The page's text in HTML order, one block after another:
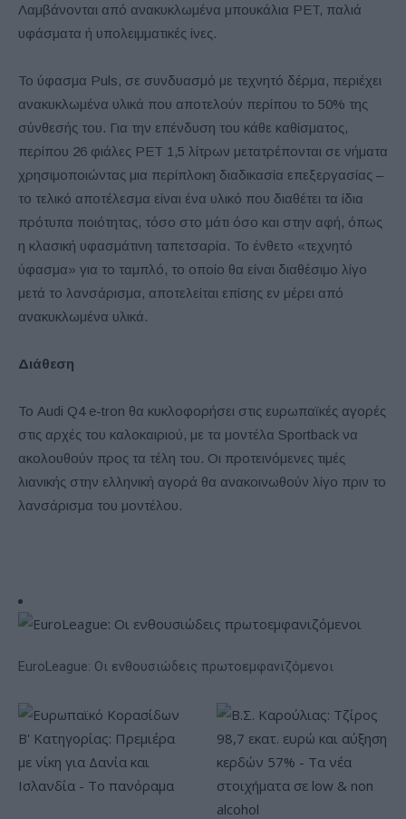
Λαμβάνονται από ανακυκλωμένα μπουκάλια PET, παλιά
υφάσματα ή υπολειμματικές ίνες.
Το ύφασμα Puls, σε συνδυασμό με τεχνητό δέρμα, περιέχει
ανακυκλωμένα υλικά που αποτελούν περίπου το 50% της
σύνθεσής του. Για την επένδυση του κάθε καθίσματος,
περίπου 26 φιάλες PET 1,5 λίτρων μετατρέπονται σε νήματα
χρησιμοποιώντας μια περίπλοκη διαδικασία επεξεργασίας –
το τελικό αποτέλεσμα είναι ένα υλικό που διαθέτει τα ίδια
πρότυπα ποιότητας, τόσο στο μάτι όσο και στην αφή, όπως
η κλασική υφασμάτινη ταπετσαρία. Το ένθετο «τεχνητό
ύφασμα» για το ταμπλό, το οποίο θα είναι διαθέσιμο λίγο
μετά το λανσάρισμα, αποτελείται επίσης εν μέρει από
ανακυκλωμένα υλικά.
Διάθεση
Το Audi Q4 e-tron θα κυκλοφορήσει στις ευρωπαϊκές αγορές
στις αρχές του καλοκαιριού, με τα μοντέλα Sportback να
ακολουθούν προς τα τέλη του. Οι προτεινόμενες τιμές
λιανικής στην ελληνική αγορά θα ανακοινωθούν λίγο πριν το
λανσάρισμα του μοντέλου.
EuroLeague: Οι ενθουσιώδεις πρωτοεμφανιζόμενοι